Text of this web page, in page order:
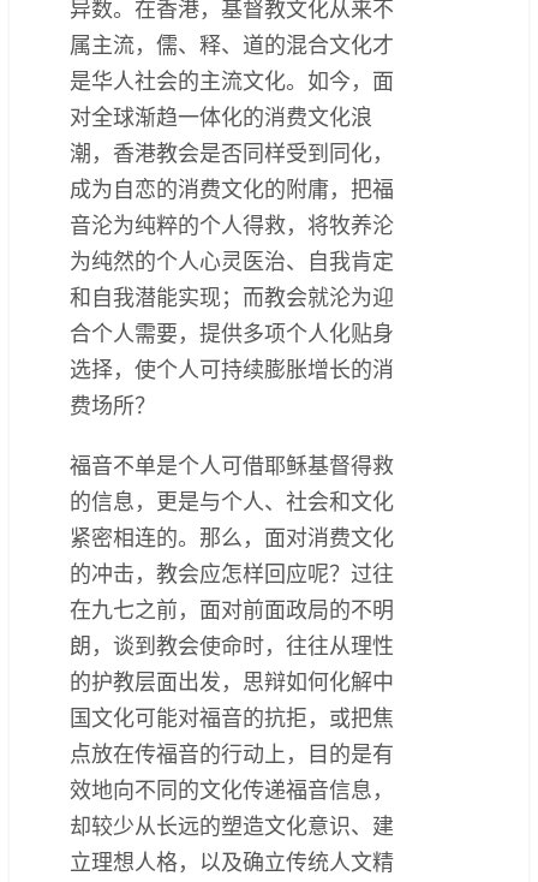
异数。在香港，基督教文化从来不
属主流，儒、释、道的混合文化才
是华人社会的主流文化。如今，面
对全球渐趋一体化的消费文化浪
潮，香港教会是否同样受到同化，
成为自恋的消费文化的附庸，把福
音沦为纯粹的个人得救，将牧养沦
为纯然的个人心灵医治、自我肯定
和自我潜能实现；而教会就沦为迎
合个人需要，提供多项个人化贴身
选择，使个人可持续膨胀增长的消
费场所？
福音不单是个人可借耶稣基督得救
的信息，更是与个人、社会和文化
紧密相连的。那么，面对消费文化
的冲击，教会应怎样回应呢？过往
在九七之前，面对前面政局的不明
朗，谈到教会使命时，往往从理性
的护教层面出发，思辩如何化解中
国文化可能对福音的抗拒，或把焦
点放在传福音的行动上，目的是有
效地向不同的文化传递福音信息，
却较少从长远的塑造文化意识、建
立理想人格，以及确立传统人文精